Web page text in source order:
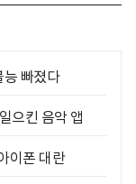
빠졌다
으킨 음악 앱
이폰 대란